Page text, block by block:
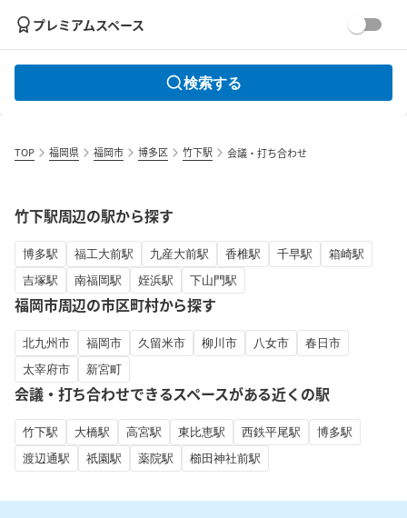
プレミアムスペース
検索する
TOP 福岡県 福岡市 博多区 竹下駅 会議・打ち合わせ
竹下駅周辺の駅から探す
博多駅 福工大前駅 九産大前駅 香椎駅 千早駅
箱崎駅
吉塚駅
南福岡駅 姪浜駅 下山門駅
福岡市周辺の市区町村から探す
北九州市 福岡市 久留米市 柳川市 八女市
春日市
太宰府市
新宮町
会議・打ち合わせできるスペースがある近くの駅
竹下駅 大橋駅 高宮駅 東比恵駅 西鉄平尾駅
博多駅
渡辺通駅
祇園駅 薬院駅 櫛田神社前駅